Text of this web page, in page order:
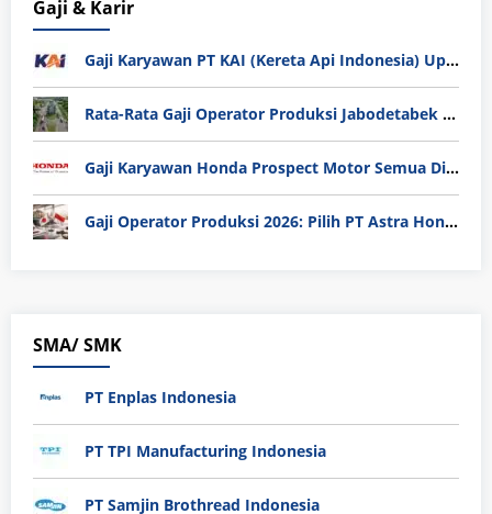
Gaji & Karir
Gaji Karyawan PT KAI (Kereta Api Indonesia) Update 2025
Rata-Rata Gaji Operator Produksi Jabodetabek 2025: Bedah Tuntas UMK, Lemburan, dan Realita Hidup Buruh
Gaji Karyawan Honda Prospect Motor Semua Divisi
Gaji Operator Produksi 2026: Pilih PT Astra Honda Motor (AHM) atau Manufaktur di Jepang?
SMA/ SMK
PT Enplas Indonesia
PT TPI Manufacturing Indonesia
PT Samjin Brothread Indonesia